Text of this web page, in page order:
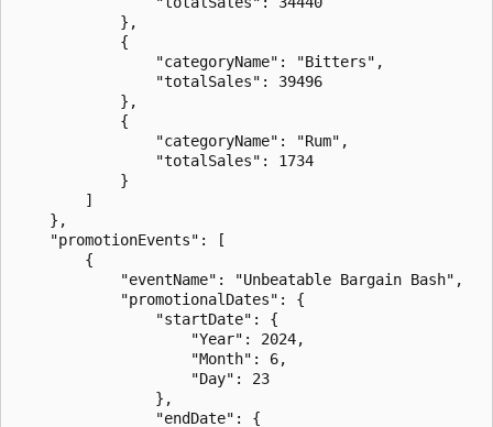
            },
            {
                "categoryName": "Bitters",
                "totalSales": 39496
            },
            {
                "categoryName": "Rum",
                "totalSales": 1734
            }
        ]
    },
    "promotionEvents": [
        {
            "eventName": "Unbeatable Bargain Bash",
            "promotionalDates": {
                "startDate": {
                    "Year": 2024,
                    "Month": 6,
                    "Day": 23
                },
                "endDate": {